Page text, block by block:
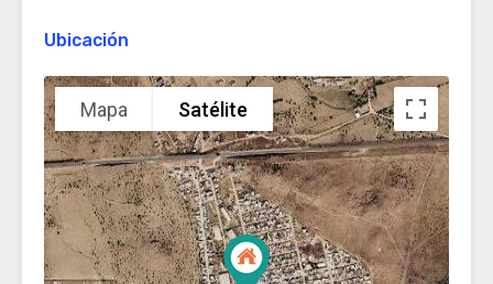
Ubicación
Mapa Satélite